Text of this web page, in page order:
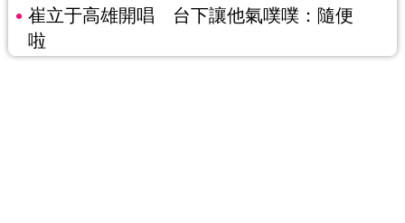
崔立于高雄開唱 台下讓他氣噗噗：隨便
啦